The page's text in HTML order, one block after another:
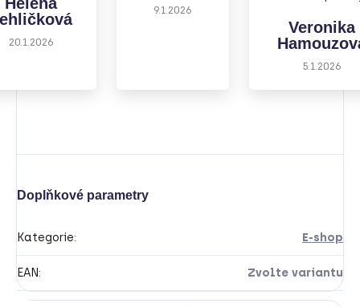
20.1.2026
9.1.2026
Veronika
5.1.2026
Doplňkové parametry
Kategorie: E-shop
EAN: Zvolte variantu